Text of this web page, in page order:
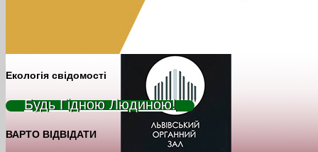
Екологія свідомості
Будь Гідною Людиною!
ВАРТО ВІДВІДАТИ